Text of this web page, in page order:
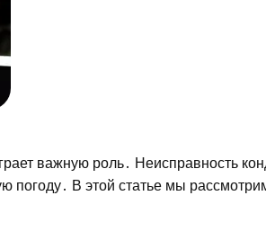
важную роль․ Неисправность
погоду․ В этой статье мы